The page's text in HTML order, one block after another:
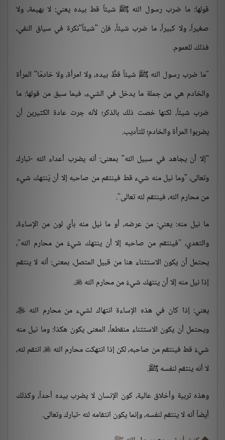
قولها: ما ضرب رسول الله ﷺ شيئاً قط بيده يعني: لا بهيمة، ولا
صغيراً، ولا كبيراً، ما ضرب شيئاً، فإن "شيئاً"نكرة في سياق النفي،
فذلك للعموم.
"ما ضرب رسول الله ﷺ شيئاً قطُّ بيده، ولا امرأة، ولا خادمًا" المرأة
والخادم هي من جملة ما يدخل في الشيء، فيما سبق من قولها: ما
ضرب شيئاً، لكنها خصت ذلك بالذكر؛ لأنه جرت عادة الكثيرين أن
يضربوا المرأة والخادم؛ للتأديب.
"إلا أن يجاهد في سبيل الله" بمعنى: أنه يضرب أعداء الله -تبارك
وتعالى، "وما نيل منه شيء قط فينتقم من صاحبه إلا أن يُنتهك شيء
من محارم الله، فينتقم لله تعالى"
.
ما نيل منه: يعني: من عرضه، أو ما نيل منه بأي لون من الإساءة،
والتعدي، "فينتقم من صاحبه إلا أن ينتهك شيءٌ من محارم الله"،
يحتمل أن يكون الاستثناء هنا من قبيل المتصل، بمعنى: أنه لا ينتقم
إذا نيل منه إلا أن ينتهك شيءٌ من محارم الله 
.
يعني: إذا كان في هذه الإساءة انتهاك لشيء من محارم الله ،
ويحتمل أن يكون الاستثناء منقطعاً، المعنى يكون هكذا: وما نيل منه
شيءٌ قط فينتقم من صاحبه، لكن إذا انتهكت محارم الله انتقم لله،
لا أنه ينتقم لنفسه ﷺ.
وهذه تربية وأخلاق عالية، كون الإنسان لا يضرب بيده أحداً، وكذلك
أيضاً أنه لا ينتقم لنفسه، وإنما يكون انتقامه لله -تبارك وتعالى.